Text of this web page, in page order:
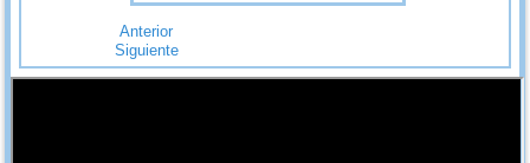
Anterior
Siguiente